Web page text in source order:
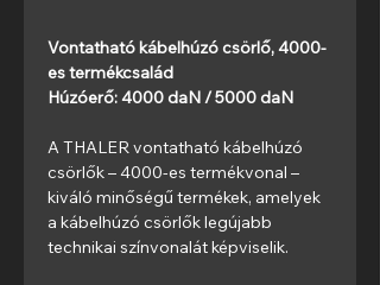
Vontatható kábelhúzó csörlő, 4000-
es termékcsalád
Húzóerő: 4000 daN / 5000 daN
A THALER vontatható kábelhúzó
csörlők – 4000-es termékvonal –
kiváló minőségű termékek, amelyek
a kábelhúzó csörlők legújabb
technikai színvonalát képviselik.